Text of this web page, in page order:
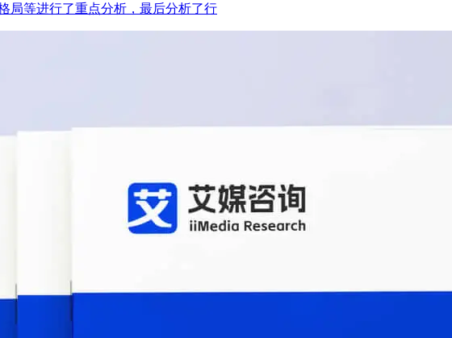
局等进行了重点分析，最后分析了行